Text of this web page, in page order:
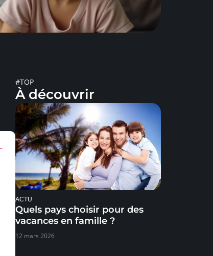
#TOP
À découvrir
ACTU
Quels pays choisir pour des
vacances en famille ?
12 mars 2026